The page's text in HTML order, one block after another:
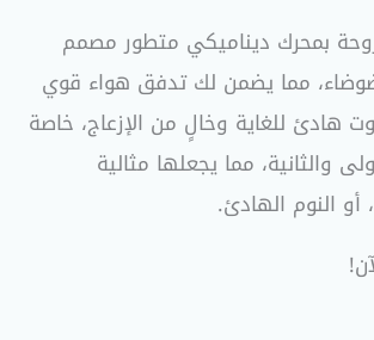
بمحرك ديناميكي متطور مصمم
مما يضمن لك تدفق هواء قوي
هادئ للغاية وخالٍ من الإزعاج، خاصة
والثانية، مما يجعلها مثالية
أو النوم الهادئ.